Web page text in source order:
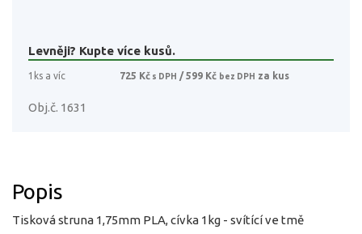
Levněji? Kupte více kusů.
1ks a víc 725 Kč s DPH / 599 Kč bez DPH za kus
Obj.č. 1631
Popis
Tisková struna 1,75mm PLA, cívka 1kg - svítící ve tmě